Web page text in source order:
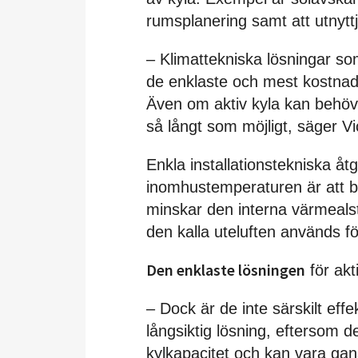
rumsplanering samt att
– Klimattekniska lösningar
de enklaste och mest
Även om aktiv kyla kan
så långt som möjligt, säger
Enkla installationstekniska
inomhustemperaturen är att
minskar den interna
den kalla uteluften används
Den enklaste lösningen för
– Dock är de inte särskilt
långsiktig lösning, eftersom
kylkapacitet och kan vara